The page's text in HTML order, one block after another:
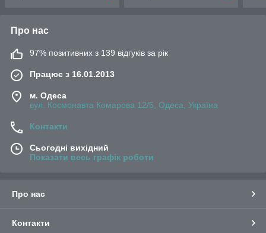
Про нас
97% позитивних з 139 відгуків за рік
Працює з 16.01.2013
м. Одеса
вул. Космонавта Комарова 12/5, Одеса, Україна
Контакти
Сьогодні вихідний
Показати весь графік роботи
Про нас
Контакти